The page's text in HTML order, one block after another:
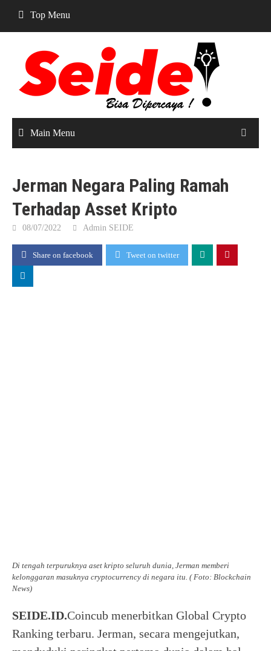
content
Top Menu
Main Menu
Jerman Negara Paling Ramah
Terhadap Asset Kripto
08/07/2022 Admin SEIDE
Share on facebook Tweet on twitter
Di tengah terpuruknya aset kripto seluruh dunia, Jerman memberi
kelonggaran masuknya cryptocurrency di negara itu. ( Foto: Blockchain
News)
SEIDE.ID.Coincub menerbitkan Global Crypto
Ranking terbaru. Jerman, secara mengejutkan,